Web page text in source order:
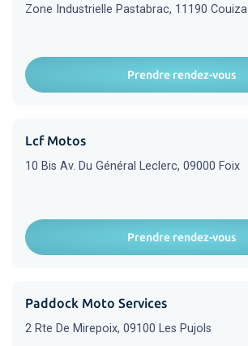
Zone Industrielle Pastabrac, 11190 Couiza
Prendre rendez-vous
Lcf Motos
10 Bis Av. Du Général Leclerc, 09000 Foix
Prendre rendez-vous
Paddock Moto Services
2 Rte De Mirepoix, 09100 Les Pujols